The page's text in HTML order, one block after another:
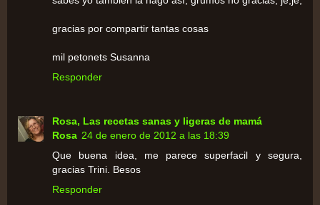
gracias por compartir tantas cosas
mil petonets Susanna
Responder
Rosa, Las recetas sanas y ligeras de mamá
Rosa 24 de enero de 2012 a las 18:39
Que buena idea, me parece superfacil y segura,
gracias Trini. Besos
Responder